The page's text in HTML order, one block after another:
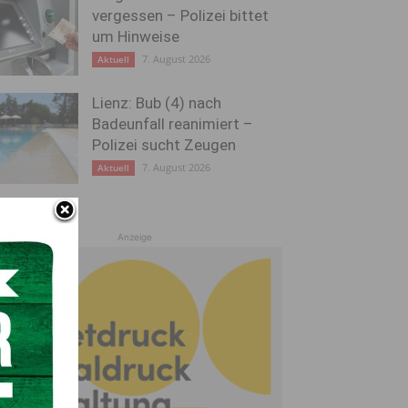
vergessen – Polizei bittet
um Hinweise
Aktuell 7. August 2026
Lienz: Bub (4) nach
Badeunfall reanimiert –
Polizei sucht Zeugen
Aktuell 7. August 2026
Anzeige